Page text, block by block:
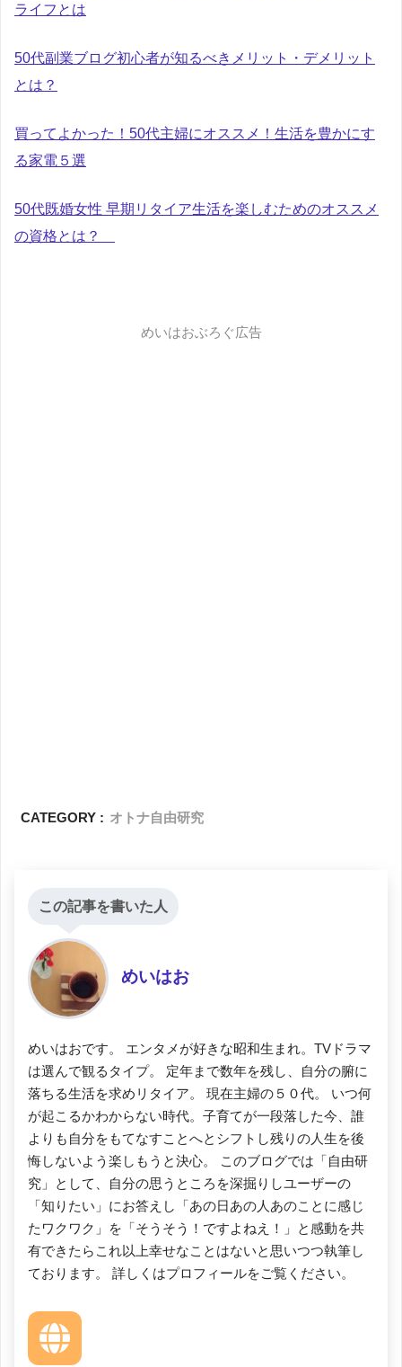
ライフとは
50代副業ブログ初心者が知るべきメリット・デメリット
とは？
買ってよかった！50代主婦にオススメ！生活を豊かにす
る家電５選
50代既婚女性 早期リタイア生活を楽しむためのオススメ
の資格とは？
めいはおぶろぐ広告
CATEGORY : オトナ自由研究
この記事を書いた人
めいはお
めいはおです。 エンタメが好きな昭和生まれ。TVドラマ
は選んで観るタイプ。 定年まで数年を残し、自分の腑に
落ちる生活を求めリタイア。 現在主婦の５０代。 いつ何
が起こるかわからない時代。子育てが一段落した今、誰
よりも自分をもてなすことへとシフトし残りの人生を後
悔しないよう楽しもうと決心。 このブログでは「自由研
究」として、自分の思うところを深掘りしユーザーの
「知りたい」にお答えし「あの日あの人あのことに感じ
たワクワク」を「そうそう！ですよねえ！」と感動を共
有できたらこれ以上幸せなことはないと思いつつ執筆し
ております。 詳しくはプロフィールをご覧ください。